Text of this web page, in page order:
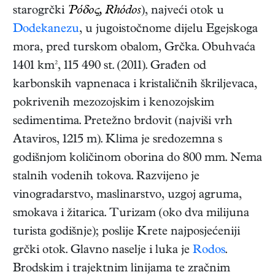
starogrčki Ῥόδος, Rhódos), najveći otok u
Dodekanezu, u jugoistočnome dijelu Egejskoga
mora, pred turskom obalom, Grčka. Obuhvaća
1401 km², 115 490 st. (2011). Građen od
karbonskih vapnenaca i kristaličnih škriljevaca,
pokrivenih mezozojskim i kenozojskim
sedimentima. Pretežno brdovit (najviši vrh
Ataviros, 1215 m). Klima je sredozemna s
godišnjom količinom oborina do 800 mm. Nema
stalnih vodenih tokova. Razvijeno je
vinogradarstvo, maslinarstvo, uzgoj agruma,
smokava i žitarica. Turizam (oko dva milijuna
turista godišnje); poslije Krete najposjećeniji
grčki otok. Glavno naselje i luka je Rodos.
Brodskim i trajektnim linijama te zračnim